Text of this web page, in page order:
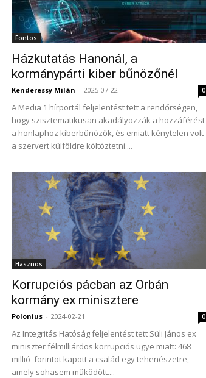
Fontos
Házkutatás Hanonál, a
kormánypárti kiber bűnözőnél
Kenderessy Milán - 2025-07-22 0
A Media 1 hírportál feljelentést tett a rendőrségen,
hogy szisztematikusan akadályozzák a hozzáférést
a honlaphoz kiberbűnözők, és emiatt kénytelen volt
a szervert külföldre költöztetni....
Hasznos
Korrupciós pácban az Orbán
kormány ex minisztere
Polonius - 2024-02-21 0
Az Integritás Hatóság feljelentést tett Süli János ex
miniszter félmilliárdos korrupciós ügye miatt: 468
millió forintot kapott a család egy tehenészetre,
amely sohasem működött....